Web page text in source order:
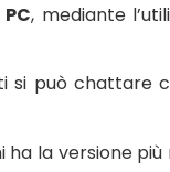
, mediante
può chattare
ha la versione